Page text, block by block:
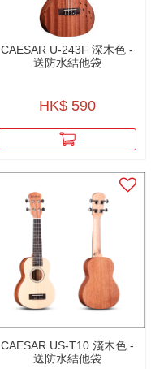
CAESAR U-243F 深木色 -
送防水結他袋
HK$ 590
CAESAR US-T10 淺木色 -
送防水結他袋